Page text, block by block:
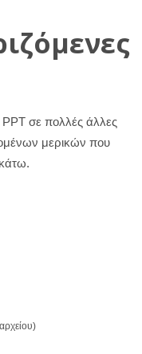
PPT σε πολλές άλλες
μερικών που